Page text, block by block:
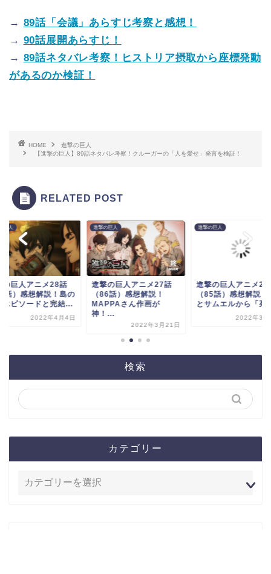
→ 89話「会議」あらすじ考察と感想！
→ 90話展開あらすじ！
→ 89話ネタバレ考察！ヒストリア摂取から座標発動
があるのか検証！
HOME
進撃の巨人
【進撃の巨人】89話ネタバレ考察！クルーガーの「人を愛せ」発言を検証！
RELATED POST
巨人
の巨人アニメ28話
話）感想解説！島の
エピソードと完結...
2022年4月4日
進撃の巨人
進撃の巨人アニメ27話
（86話）感想解説！
MAPPAさん作画が
神！...
2022年3月21日
進撃の巨人
進撃の巨人アニメ26
（85話）感想解説！
とサムエルから「死
2022年3月
検索
カテゴリー